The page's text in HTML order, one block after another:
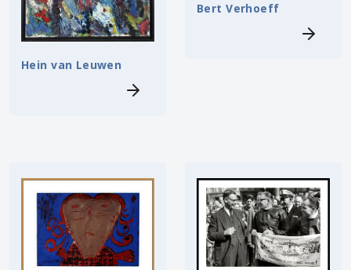
Hein van Leuwen
Bert Verhoeff